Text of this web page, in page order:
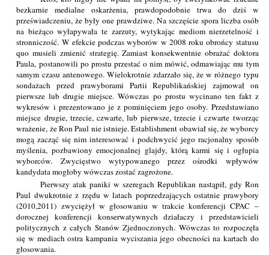
bezkarnie medialne oskarżenia, prawdopodobnie trwa do dziś w
przeświadczeniu, że były one prawdziwe. Na szczęście spora liczba osób
na bieżąco wyłapywała te zarzuty, wytykając mediom nierzetelność i
stronniczość. W efekcie podczas wyborów w 2008 roku obrońcy statusu
quo musieli zmienić strategię. Zamiast konsekwentnie obrażać doktora
Paula, postanowili po prostu przestać o nim mówić, odmawiając mu tym
samym czasu antenowego. Wielokrotnie zdarzało się, że w różnego typu
sondażach przed prawyborami Partii Republikańskiej zajmował on
pierwsze lub drugie miejsce. Wówczas po prostu wycinano ten fakt z
wykresów i prezentowano je z pominięciem jego osoby. Przedstawiano
miejsce drugie, trzecie, czwarte, lub pierwsze, trzecie i czwarte tworząc
wrażenie, że Ron Paul nie istnieje. Establishment obawiał się, że wyborcy
mogą zacząć się nim interesować i podchwycić jego racjonalny sposób
myślenia, pozbawiony emocjonalnej glajdy, którą karmi się i ogłupia
wyborców. Zwycięstwo wytypowanego przez ośrodki wpływów
kandydata mogłoby wówczas zostać zagrożone.
Pierwszy atak paniki w szeregach Republikan nastąpił, gdy Ron
Paul dwukrotnie z rzędu w latach poprzedzających ostatnie prawybory
(2010,2011) zwyciężył w głosowaniu w trakcie konferencji CPAC –
dorocznej konferencji konserwatywnych działaczy i przedstawicieli
politycznych z całych Stanów Zjednoczonych. Wówczas to rozpoczęła
się w mediach ostra kampania wyciszania jego obecności na kartach do
głosowania.